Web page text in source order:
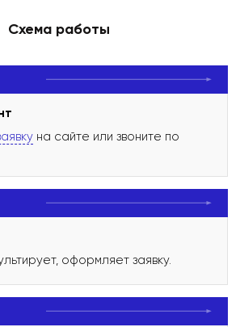
Схема работы
на сайте или звоните по
оформляет заявку.